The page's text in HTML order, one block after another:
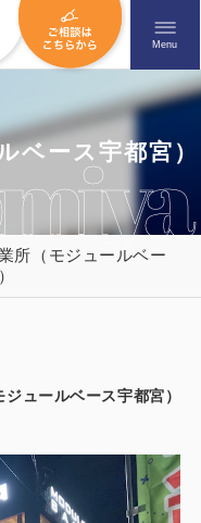
メニュ
Menu
ちら
について知る
例
ベース宇都宮）
所（モジュールベー
ュールベース宇都宮）